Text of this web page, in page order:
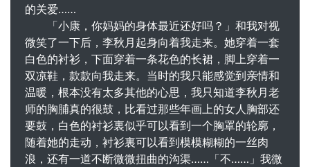
的关爱……
「小康，你妈妈的身体最近还好吗？」和我对视
微笑了一下后，李秋月起身向着我走来。她穿着一套
白色的衬衫，下面穿着一条花色的长裙，脚上穿着一
双凉鞋，款款向我走来。当时的我只能感觉到亲情和
温暖，根本没有太多其他的心思，我只知道李秋月老
师的胸脯真的很鼓，比看过那些年画上的女人胸部还
要鼓，白色的衬衫裏似乎可以看到一个胸罩的轮廓，
随着她的走动，衬衫裏可以看到模模糊糊的一丝肉
浪，还有一道不断微微扭曲的沟渠……「不……」我微